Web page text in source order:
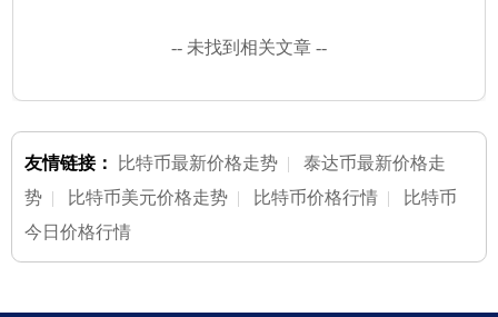
-- 未找到相关文章 --
友情链接： 比特币最新价格走势 |泰达币最新价格走
势 | 比特币美元价格走势 | 比特币价格行情 | 比特币
今日价格行情